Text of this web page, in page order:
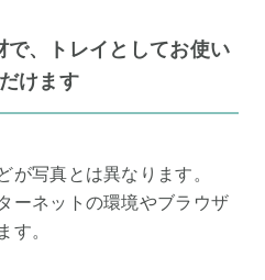
で、トレイとしてお使い
けます
が写真とは異なります。
ーネットの環境やブラウザ
す。